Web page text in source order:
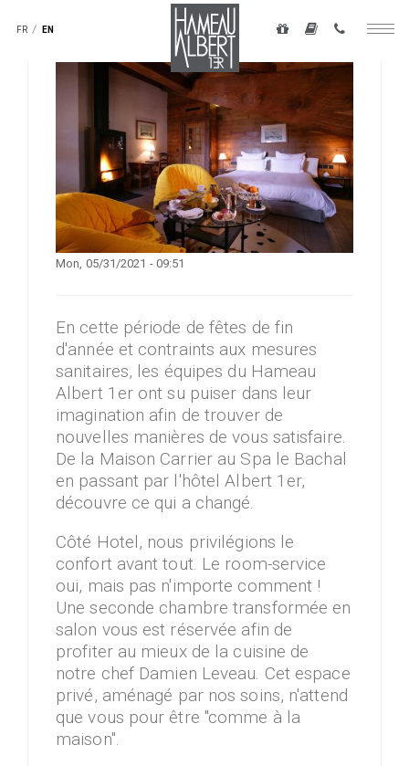
FR EN
secondaire
-
top
droite
Mon, 05/31/2021 - 09:51
En cette période de fêtes de fin
d'année et contraints aux mesures
sanitaires, les équipes du Hameau
Albert 1er ont su puiser dans leur
imagination afin de trouver de
nouvelles manières de vous satisfaire.
De la Maison Carrier au Spa le Bachal
en passant par l'hôtel Albert 1er,
découvre ce qui a changé.
Côté Hotel, nous privilégions le
confort avant tout. Le room-service
oui, mais pas n'importe comment !
Une seconde chambre transformée en
salon vous est réservée afin de
profiter au mieux de la cuisine de
notre chef Damien Leveau. Cet espace
privé, aménagé par nos soins, n'attend
que vous pour être "comme à la
maison".